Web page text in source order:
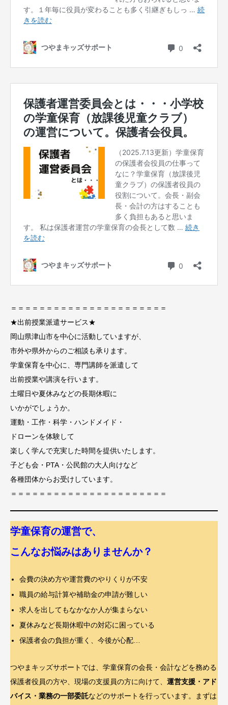
＝＝＝＝＝＝＝＝＝＝＝＝＝＝＝＝＝＝＝＝＝＝
★出前授業派遣サービス★
岡山県津山市を中心に活動していますが、
市外や県外からのご相談も承ります。
学童保育を中心に、専門講師を派遣して
出前授業や講演を行います。
土曜日や夏休みなどの長期休暇に
いかがでしょうか。
運動・工作・科学・ハンドメイド・
ドローンを体験して
楽しく学んで充実した時間を提供いたします。
子ども会・PTA・公民館の大人向けなど
各種団体からお受けしています。
＝＝＝＝＝＝＝＝＝＝＝＝＝＝＝＝＝＝＝＝＝＝
学童保育の運営で、
こんなお悩みはありませんか？
会費の決め方や運営費のやりくりが不安
職員の給与計算や補助金の申請が難しい
求人を出してもなかなか人が集まらない
夏休みなど長期休暇中の対応に困っている
保護者会の負担が重く、今後が心配…
つやまキッズサポートでは、学童保育の会長・会計などを務める
保護者役員の方や、現場の支援員の方に向けて、 運営支援・アド
バイス・業務の一部委託などのサポートを行っています。まずは